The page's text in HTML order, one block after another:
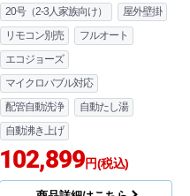
20号（2-3人家族向け）
屋外壁掛
リモコン別売
フルオート
エコジョーズ
マイクロバブル対応
配管自動洗浄
自動たし湯
自動沸き上げ
102,899円(税込)